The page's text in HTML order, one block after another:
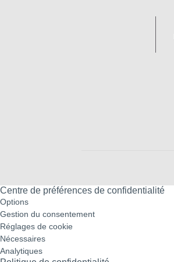
Centre de préférences de confidentialité
Options
Gestion du consentement
Réglages de cookie
Nécessaires
Analytiques